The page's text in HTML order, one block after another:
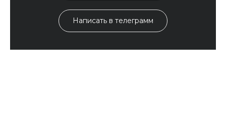
Написать в телеграмм